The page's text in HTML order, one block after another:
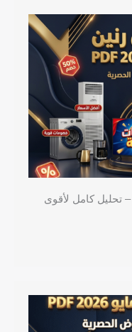
مجلة عروض رنين حتى 3 يونيه 2026 – تحليل كامل لأقوى